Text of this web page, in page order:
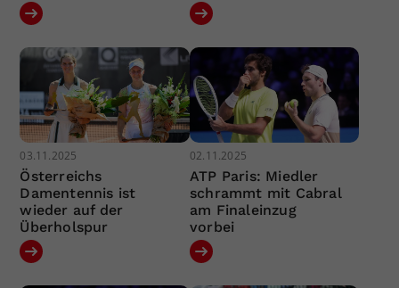
03.11.2025
Österreichs
Damentennis ist
wieder auf der
Überholspur
02.11.2025
ATP Paris: Miedler
schrammt mit Cabral
am Finaleinzug
vorbei